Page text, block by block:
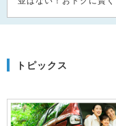
トピックス